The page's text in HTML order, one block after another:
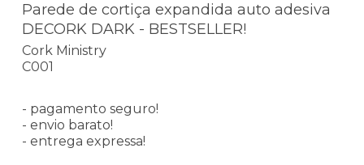
Parede de cortiça expandida auto adesiva
DECORK DARK - BESTSELLER!
Cork Ministry
C001
- pagamento seguro!
- envio barato!
- entrega expressa!